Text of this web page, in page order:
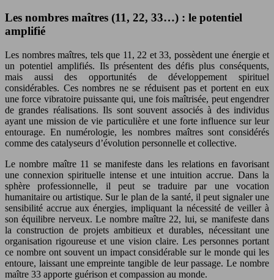
Les nombres maîtres (11, 22, 33…) : le potentiel
amplifié
Les nombres maîtres, tels que 11, 22 et 33, possèdent une énergie et
un potentiel amplifiés. Ils présentent des défis plus conséquents,
mais aussi des opportunités de développement spirituel
considérables. Ces nombres ne se réduisent pas et portent en eux
une force vibratoire puissante qui, une fois maîtrisée, peut engendrer
de grandes réalisations. Ils sont souvent associés à des individus
ayant une mission de vie particulière et une forte influence sur leur
entourage. En numérologie, les nombres maîtres sont considérés
comme des catalyseurs d’évolution personnelle et collective.
Le nombre maître 11 se manifeste dans les relations en favorisant
une connexion spirituelle intense et une intuition accrue. Dans la
sphère professionnelle, il peut se traduire par une vocation
humanitaire ou artistique. Sur le plan de la santé, il peut signaler une
sensibilité accrue aux énergies, impliquant la nécessité de veiller à
son équilibre nerveux. Le nombre maître 22, lui, se manifeste dans
la construction de projets ambitieux et durables, nécessitant une
organisation rigoureuse et une vision claire. Les personnes portant
ce nombre ont souvent un impact considérable sur le monde qui les
entoure, laissant une empreinte tangible de leur passage. Le nombre
maître 33 apporte guérison et compassion au monde.